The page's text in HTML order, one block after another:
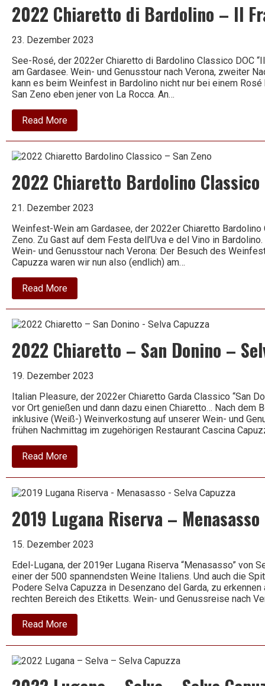
Ugolini
2022 Chiaretto di Bardolino – Il
23. Dezember 2023
See-Rosé, der 2022er Chiaretto di Bardolino Classico DOC
am Gardasee. Wein- und Genusstour nach Verona, zweiter
kann es beim Weinfest in Bardolino nicht nur bei einem
San Zeno eben jener von La Rocca. An…
Read Moreabout
2022
Chiaretto
Bardolino
Frate
La
Rocca
2022 Chiaretto Bardolino Classico
21. Dezember 2023
Weinfest-Wein am Gardasee, der 2022er Chiaretto
Zeno. Zu Gast auf dem Festa dell’Uva e del Vino in
Wein- und Genusstour nach Verona: Der Besuch des
Capuzza waren wir nun also (endlich) am…
Read Moreabout
2022
Chiaretto
Classico
San
Zeno
2022 Chiaretto – San Donino –
19. Dezember 2023
Italian Pleasure, der 2022er Chiaretto Garda Classico “San
vor Ort genießen und dann dazu einen Chiaretto… Nach dem
inklusive (Weiß-) Weinverkostung auf unserer Wein- und
frühen Nachmittag im zugehörigen Restaurant Cascina
Read Moreabout
2022
Chiaretto
San
Selva
Capuzza
2019 Lugana Riserva –
15. Dezember 2023
Edel-Lugana, der 2019er Lugana Riserva “Menasasso” von
einer der 500 spannendsten Weine Italiens. Und auch die
Podere Selva Capuzza in Desenzano del Garda, zu
rechten Bereich des Etiketts. Wein- und Genussreise nach
Read Moreabout
2019
Lugana
–